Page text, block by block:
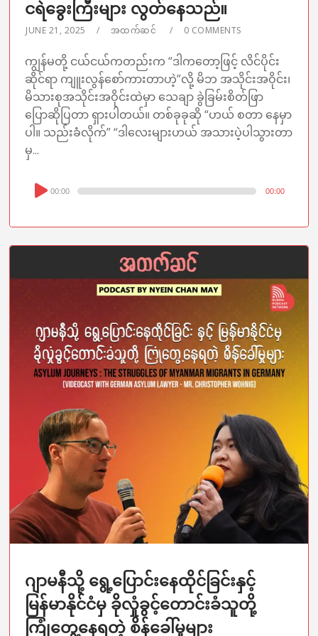
ငရဲခွေးကြီးများ လွတ်နေသည်။
JUNE 21, 2025 အထက်ဆင် 0 COMMENTS
ကျွန်မတို့ ငယ်ငယ်ကတည်းက “ဒါကတော့ဖြင့် လိင်ပိုင်း
ဆိုင်ရာ ကျူးလွန်စော်ကားတာဟဲ့”လို့ မိဘ အသိုင်းအဝိုင်း၊
မိသားစုအသိုင်းအဝိုင်းထဲမှာ သေချာ ခွဲခြမ်းစိတ်ဖြာ
ပြောဆိုပြတာ ရှားပါတယ်။ တစ်ခုခုဆို “ဟယ် စတာ နေမှာ
ပါ။ သည်းခံလိုက်” “ဒါလေးများဟယ် အသားပဲ့ပါသွားတာ
မှ...
Audio
Player
00:00 00:00
ဂျာမနီသို့ ရွေ့ပြောင်းနေထိုင်ခြင်းနှင့်
မြန်မာနိုင်ငံမှ ခိုလှုံခွင့်တောင်းခံသူတို့
ကြုံတွေ့နေရတဲ့ စိန်ခေါ်မှုများ